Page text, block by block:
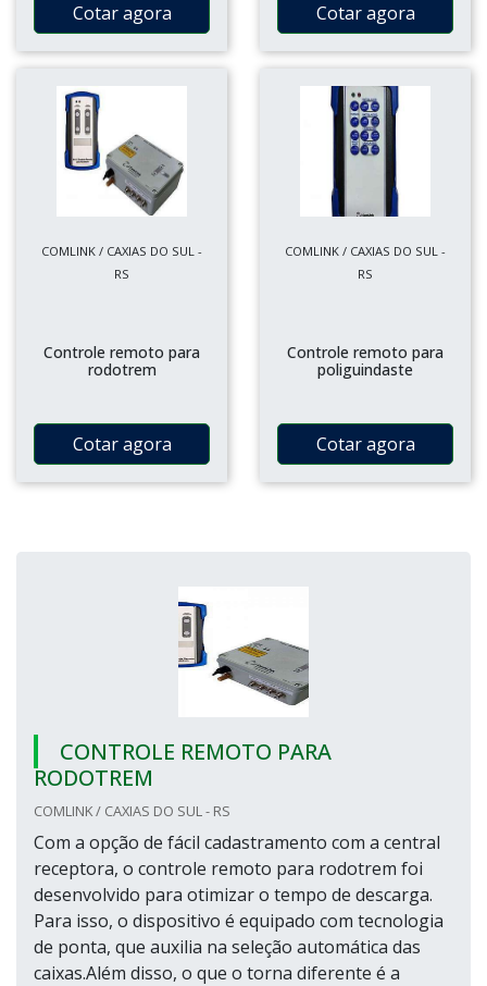
Cotar agora Cotar agora
COMLINK / CAXIAS DO SUL -
RS
Controle remoto para
rodotrem
Cotar agora
COMLINK / CAXIAS DO SUL -
RS
Controle remoto para
poliguindaste
Cotar agora
CONTROLE REMOTO PARA
RODOTREM
COMLINK / CAXIAS DO SUL - RS
Com a opção de fácil cadastramento com a central
receptora, o controle remoto para rodotrem foi
desenvolvido para otimizar o tempo de descarga.
Para isso, o dispositivo é equipado com tecnologia
de ponta, que auxilia na seleção automática das
caixas.Além disso, o que o torna diferente é a